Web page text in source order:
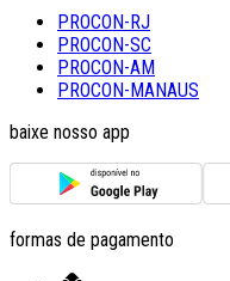
PROCON-RJ
PROCON-SC
PROCON-AM
PROCON-MANAUS
baixe nosso app
formas de pagamento